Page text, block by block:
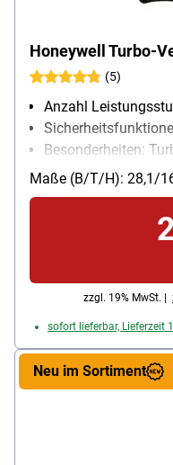
Honeywell Turbo-
(5)
Anzahl
Besonderheiten:
Abmessungen / als
Wandmontage
Betriebsgeräusch:
Luftmenge: 740
Maße (B/T/H): 28,1/
zzgl. 19% MwSt. |
sofort lieferbar, Lieferzeit
Neu im Sortiment